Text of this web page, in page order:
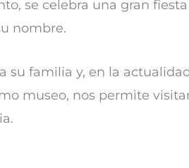
se celebra una gran
nombre.
su familia y, en la
museo, nos permite